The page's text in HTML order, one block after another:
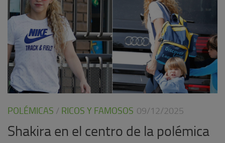
POLÉMICAS / RICOS Y FAMOSOS 09/12/2025
Shakira en el centro de la polémica